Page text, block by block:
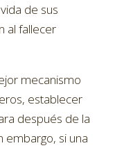
de sus
al fallecer
mecanismo
establecer
después de la
embargo, si una